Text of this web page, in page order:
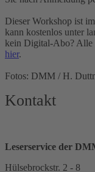
Dieser Workshop ist
kann kostenlos unter
kein Digital-Abo? Alle
hier.
Fotos: DMM / H.
Kontakt
Leserservice der
Hülsebrockstr. 2 - 8